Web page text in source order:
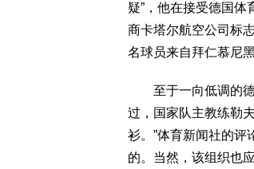
疑”，他在接受德国体
商卡塔尔航空公司标
名球员来自拜仁慕尼
至于一向低调的德
过，国家队主教练勒
衫。”体育新闻社的
的。当然，该组织也